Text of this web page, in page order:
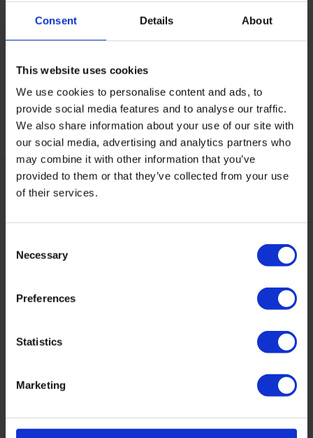
Consent Details About
This website uses cookies
We use cookies to personalise content and ads, to
provide social media features and to analyse our traffic.
We also share information about your use of our site with
our social media, advertising and analytics partners who
may combine it with other information that you’ve
provided to them or that they’ve collected from your use
of their services.
Selection
Necessary
Preferences
Statistics
Marketing
Beschermt alle textiel,
Op voorraad
Impregneermiddel voor
voor meubelen met stofbe...
Op voorraad
Puratex Strong Protector
Extra sterke impregneer.
Geschikt voor alle meub...